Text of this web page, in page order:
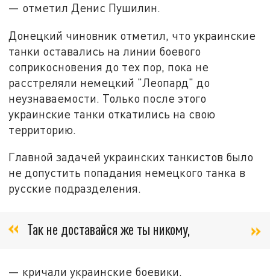
— отметил Денис Пушилин.
Донецкий чиновник отметил, что украинские
танки оставались на линии боевого
соприкосновения до тех пор, пока не
расстреляли немецкий "Леопард" до
неузнаваемости. Только после этого
украинские танки откатились на свою
территорию.
Главной задачей украинских танкистов было
не допустить попадания немецкого танка в
русские подразделения.
Так не доставайся же ты никому,
— кричали украинские боевики.